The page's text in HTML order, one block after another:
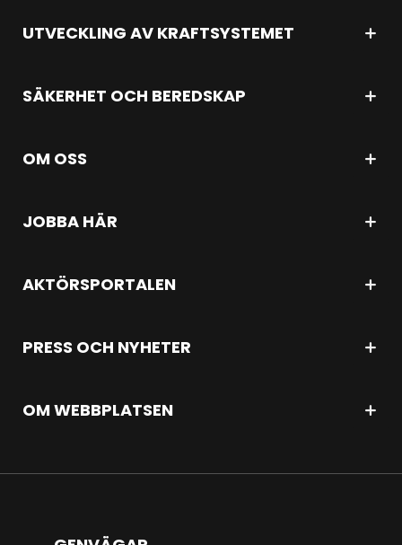
UTVECKLING AV KRAFTSYSTEMET
SÄKERHET OCH BEREDSKAP
OM OSS
JOBBA HÄR
AKTÖRSPORTALEN
PRESS OCH NYHETER
OM WEBBPLATSEN